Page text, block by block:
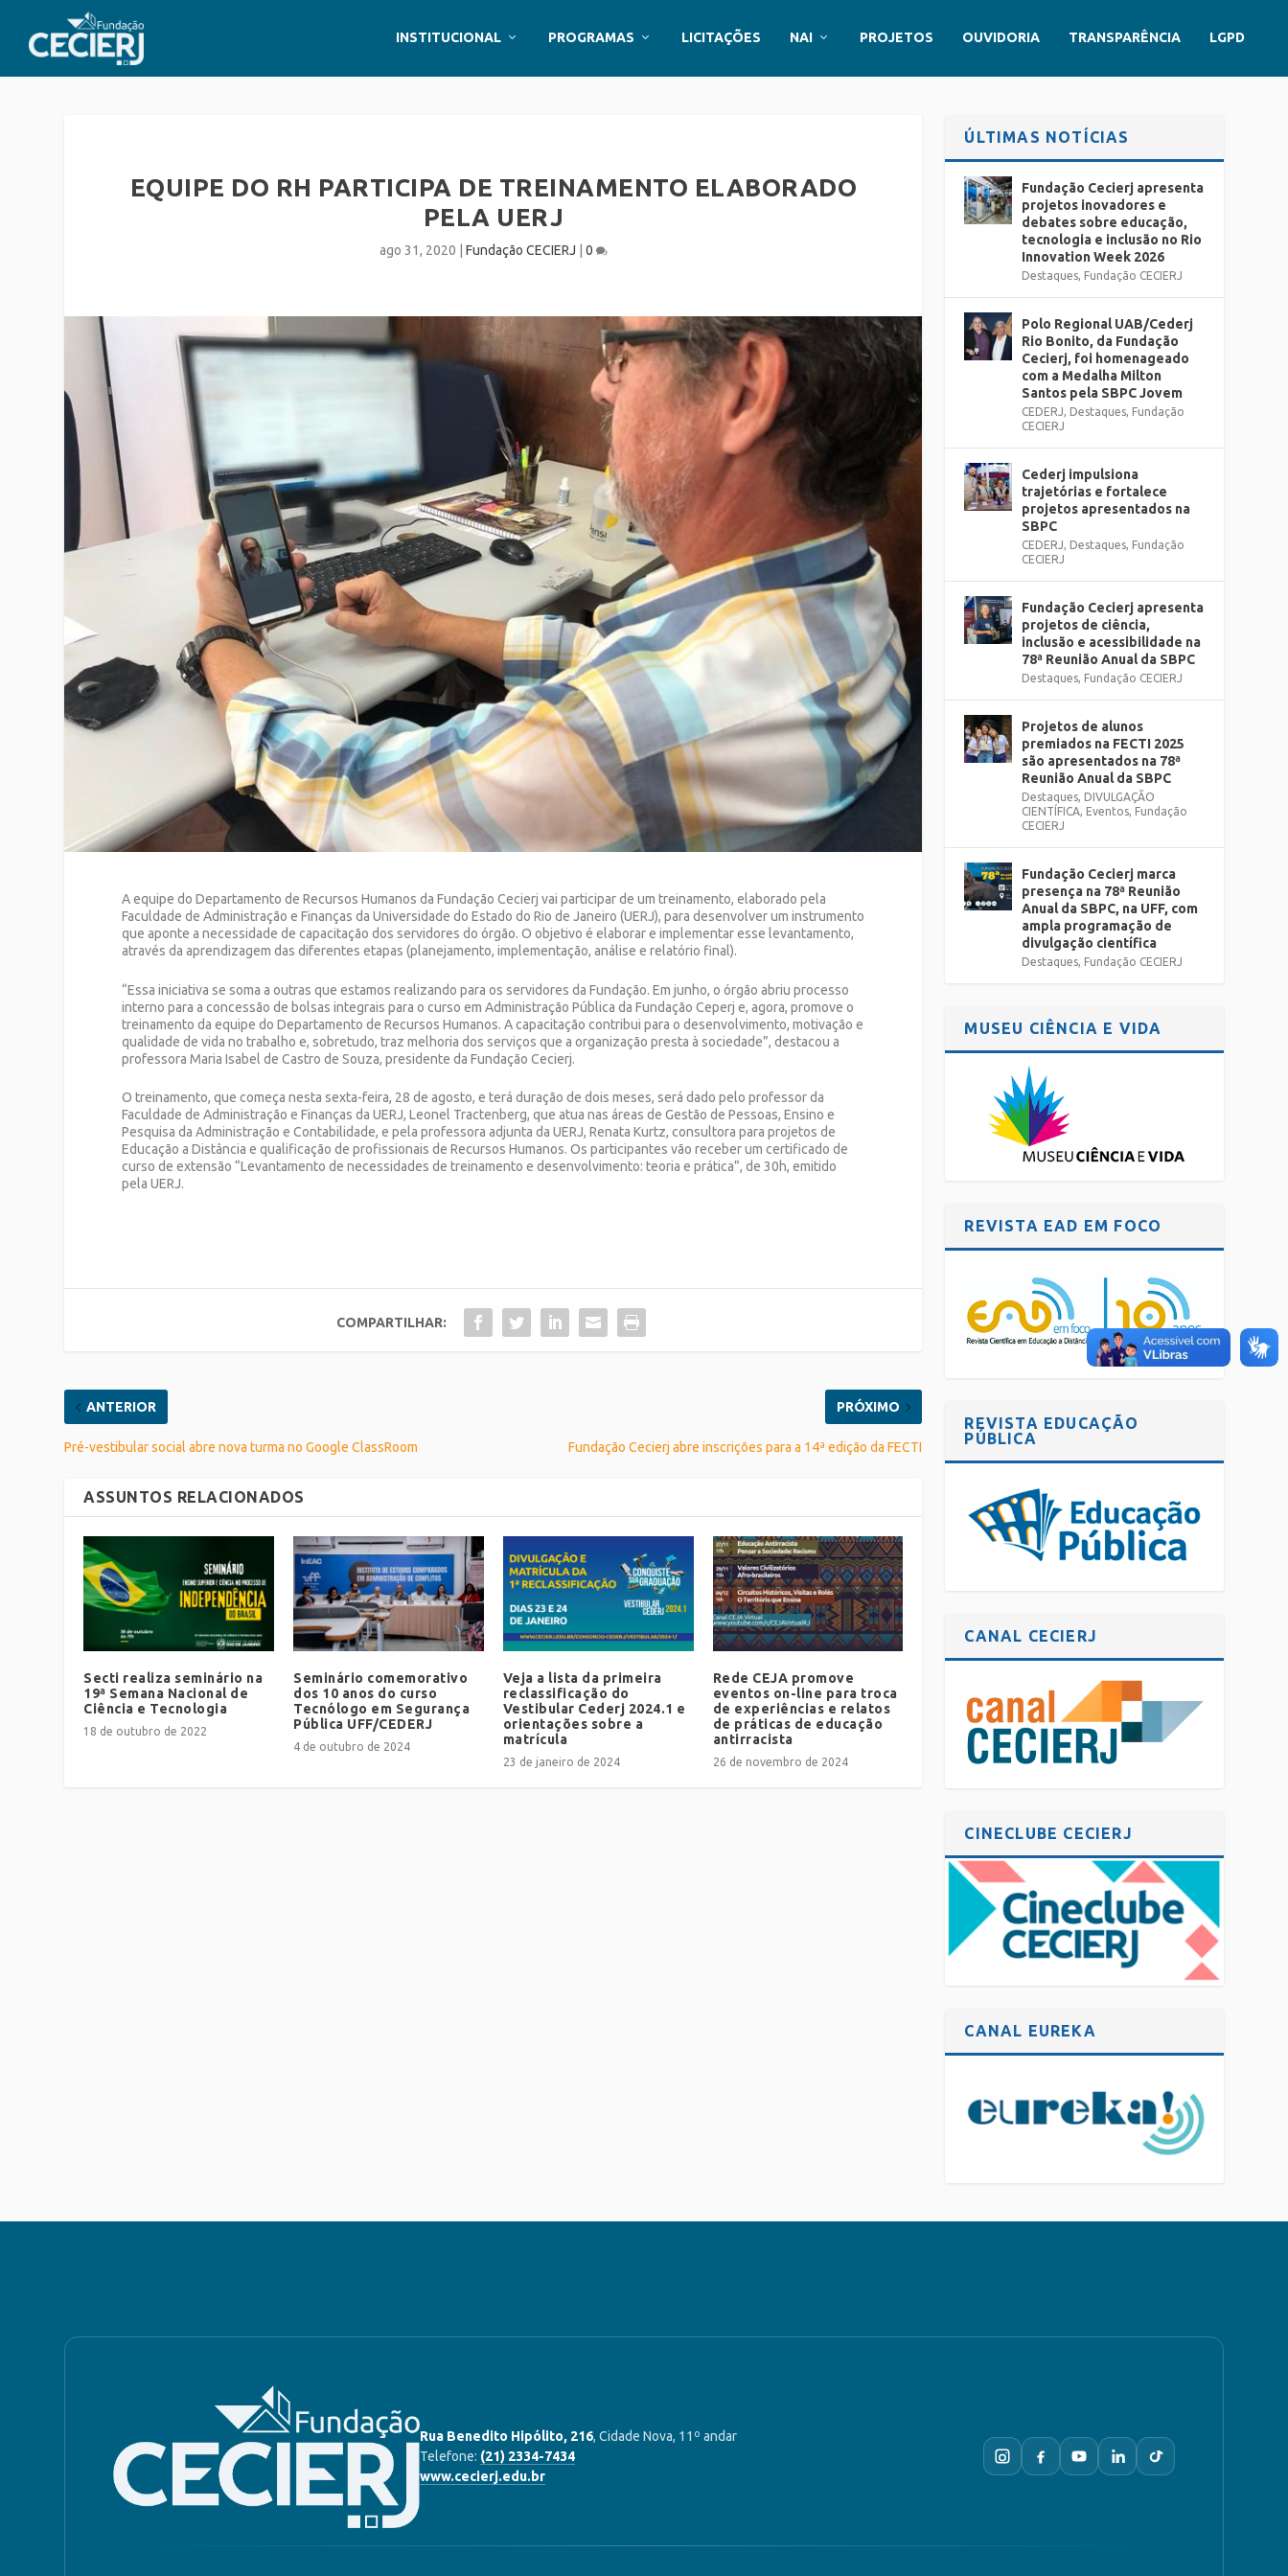
INSTITUCIONAL PROGRAMAS LICITAÇÕES NAI PROJETOS OUVIDORIA TRANSPARÊNCIA LGPD
EQUIPE DO RH PARTICIPA DE TREINAMENTO ELABORADO
PELA UERJ
ago 31, 2020 Fundação CECIERJ 0
A equipe do Departamento de Recursos Humanos da Fundação Cecierj vai participar de um treinamento, elaborado pela
Faculdade de Administração e Finanças da Universidade do Estado do Rio de Janeiro (UERJ), para desenvolver um instrumento
que aponte a necessidade de capacitação dos servidores do órgão. O objetivo é elaborar e implementar esse levantamento,
através da aprendizagem das diferentes etapas (planejamento, implementação, análise e relatório final).
“Essa iniciativa se soma a outras que estamos realizando para os servidores da Fundação. Em junho, o órgão abriu processo
interno para a concessão de bolsas integrais para o curso em Administração Pública da Fundação Ceperj e, agora, promove o
treinamento da equipe do Departamento de Recursos Humanos. A capacitação contribui para o desenvolvimento, motivação e
qualidade de vida no trabalho e, sobretudo, traz melhoria dos serviços que a organização presta à sociedade”, destacou a
professora Maria Isabel de Castro de Souza, presidente da Fundação Cecierj.
O treinamento, que começa nesta sexta-feira, 28 de agosto, e terá duração de dois meses, será dado pelo professor da
Faculdade de Administração e Finanças da UERJ, Leonel Tractenberg, que atua nas áreas de Gestão de Pessoas, Ensino e
Pesquisa da Administração e Contabilidade, e pela professora adjunta da UERJ, Renata Kurtz, consultora para projetos de
Educação a Distância e qualificação de profissionais de Recursos Humanos. Os participantes vão receber um certificado de
curso de extensão “Levantamento de necessidades de treinamento e desenvolvimento: teoria e prática”, de 30h, emitido
pela UERJ.
COMPARTILHAR:
ANTERIOR
Pré-vestibular social abre nova turma no Google ClassRoom
PRÓXIMO
Fundação Cecierj abre inscrições para a 14ª edição da FECTI
ASSUNTOS RELACIONADOS
Secti realiza seminário na
19ª Semana Nacional de
Ciência e Tecnologia
18 de outubro de 2022
Seminário comemorativo
dos 10 anos do curso
Tecnólogo em Segurança
Pública UFF/CEDERJ
4 de outubro de 2024
Veja a lista da primeira
reclassificação do
Vestibular Cederj 2024.1 e
orientações sobre a
matrícula
23 de janeiro de 2024
Rede CEJA promove
eventos on-line para troca
de experiências e relatos
de práticas de educação
antirracista
26 de novembro de 2024
ÚLTIMAS NOTÍCIAS
Fundação Cecierj apresenta
projetos inovadores e
debates sobre educação,
tecnologia e inclusão no Rio
Innovation Week 2026
Destaques, Fundação CECIERJ
Polo Regional UAB/Cederj
Rio Bonito, da Fundação
Cecierj, foi homenageado
com a Medalha Milton
Santos pela SBPC Jovem
CEDERJ, Destaques, Fundação
CECIERJ
Cederj impulsiona
trajetórias e fortalece
projetos apresentados na
SBPC
CEDERJ, Destaques, Fundação
CECIERJ
Fundação Cecierj apresenta
projetos de ciência,
inclusão e acessibilidade na
78ª Reunião Anual da SBPC
Destaques, Fundação CECIERJ
Projetos de alunos
premiados na FECTI 2025
são apresentados na 78ª
Reunião Anual da SBPC
Destaques, DIVULGAÇÃO
CIENTÍFICA, Eventos, Fundação
CECIERJ
Fundação Cecierj marca
presença na 78ª Reunião
Anual da SBPC, na UFF, com
ampla programação de
divulgação científica
Destaques, Fundação CECIERJ
MUSEU CIÊNCIA E VIDA
REVISTA EAD EM FOCO
REVISTA EDUCAÇÃO
PÚBLICA
CANAL CECIERJ
CINECLUBE CECIERJ
CANAL EUREKA
Rua Benedito Hipólito, 216, Cidade Nova, 11º andar
Telefone: (21) 2334-7434
www.cecierj.edu.br